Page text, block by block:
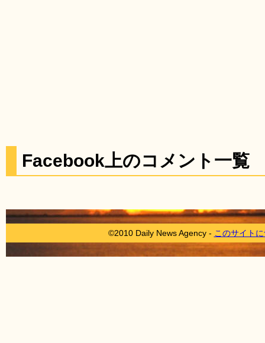
Facebook上のコメント一覧
©2010 Daily News Agency - このサイト